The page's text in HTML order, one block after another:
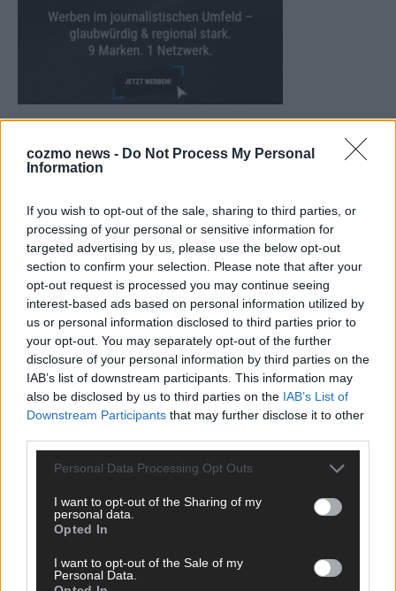
cozmo news - Do Not Process My Personal
Information
If you wish to opt-out of the sale, sharing to third parties, or
processing of your personal or sensitive information for
targeted advertising by us, please use the below opt-out
section to confirm your selection. Please note that after your
opt-out request is processed you may continue seeing
interest-based ads based on personal information utilized by
us or personal information disclosed to third parties prior to
your opt-out. You may separately opt-out of the further
disclosure of your personal information by third parties on the
IAB’s list of downstream participants. This information may
also be disclosed by us to third parties on the IAB’s List of
Downstream Participants that may further disclose it to other
Personal Data Processing Opt Outs
I want to opt-out of the Sharing of my
personal data.
Opted In
I want to opt-out of the Sale of my
Personal Data.
DIREKT ZUM THEMA